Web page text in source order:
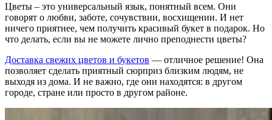
Цветы – это универсальный язык, понятный всем. Они
говорят о любви, заботе, сочувствии, восхищении. И нет
ничего приятнее, чем получить красивый букет в подарок. Но
что делать, если вы не можете лично преподнести цветы?
Доставка свежих цветов и букетов — отличное решение! Она
позволяет сделать приятный сюрприз близким людям, не
выходя из дома. И не важно, где они находятся: в другом
городе, стране или просто в другом районе.